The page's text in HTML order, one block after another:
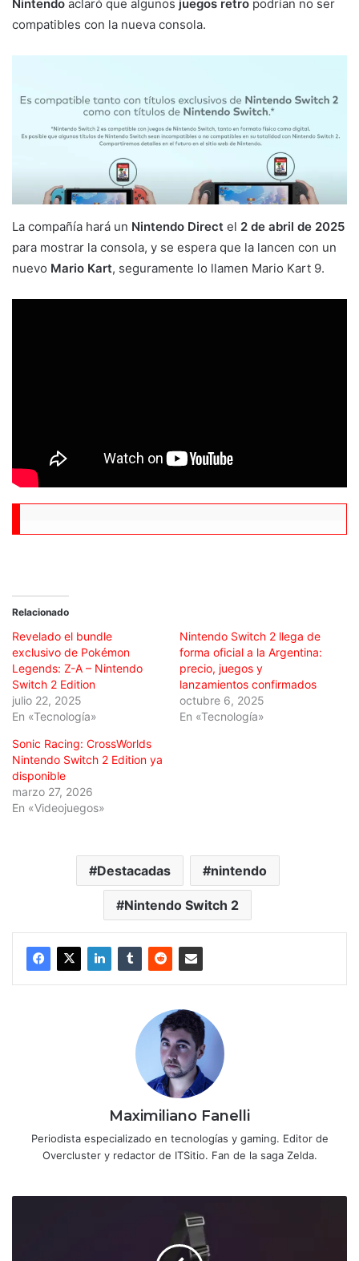
Nintendo aclaró que algunos juegos retro podrían no ser
compatibles con la nueva consola.
La compañía hará un Nintendo Direct el 2 de abril de 2025
para mostrar la consola, y se espera que la lancen con un
nuevo Mario Kart, seguramente lo llamen Mario Kart 9.
Relacionado
Revelado el bundle
exclusivo de Pokémon
Legends: Z-A – Nintendo
Switch 2 Edition
julio 22, 2025
En «Tecnología»
Nintendo Switch 2 llega de
forma oficial a la Argentina:
precio, juegos y
lanzamientos confirmados
octubre 6, 2025
En «Tecnología»
Sonic Racing: CrossWorlds
Nintendo Switch 2 Edition ya
disponible
marzo 27, 2026
En «Videojuegos»
Destacadas nintendo
Nintendo Switch 2
Maximiliano Fanelli
Periodista especializado en tecnologías y gaming. Editor de
Overcluster y redactor de ITSitio. Fan de la saga Zelda.